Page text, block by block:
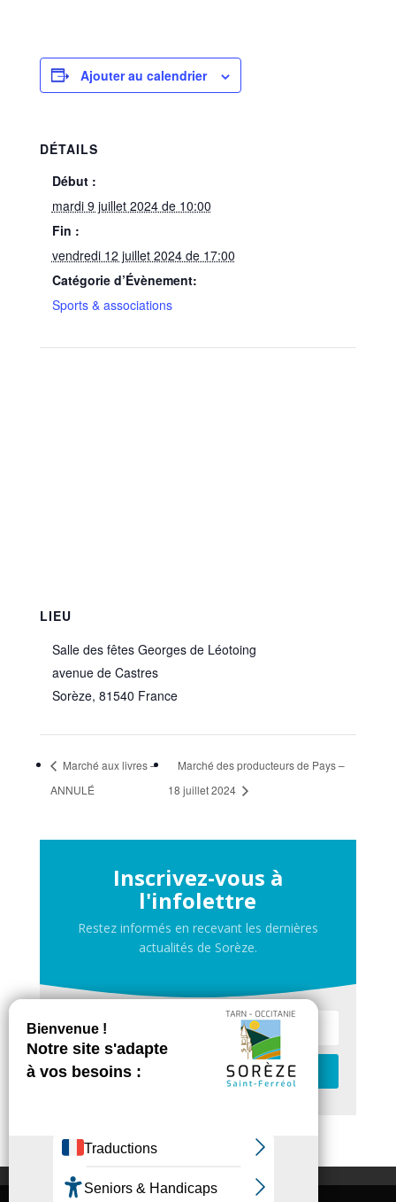
Ajouter au calendrier
DÉTAILS
Début :
mardi 9 juillet 2024 de 10:00
Fin :
vendredi 12 juillet 2024 de 17:00
Catégorie d’Évènement:
Sports & associations
LIEU
Salle des fêtes Georges de Léotoing
avenue de Castres
Sorèze, 81540 France
Marché aux livres –
ANNULÉ
Marché des producteurs de Pays –
18 juillet 2024
Inscrivez-vous à
l'infolettre
Restez informés en recevant les dernières
actualités de Sorèze.
Je m'inscris
Contactez-nous